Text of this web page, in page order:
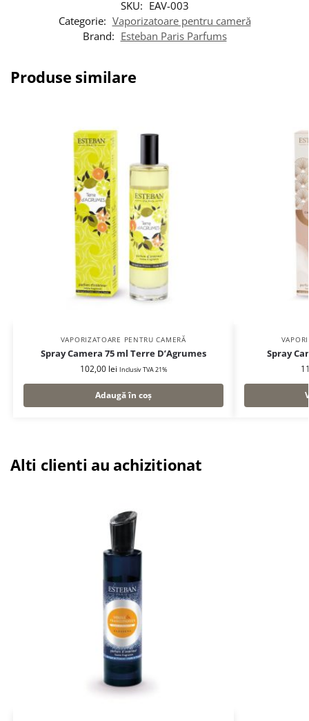
SKU: EAV-003
Categorie: Vaporizatoare pentru cameră
Brand: Esteban Paris Parfums
Produse similare
VAPORIZATOARE PENTRU CAMERĂ
Spray Camera 75 ml Terre D’Agrumes
102,00 lei Inclusiv TVA 21%
Adaugă în coș
Spray
Alti clienti au achizitionat